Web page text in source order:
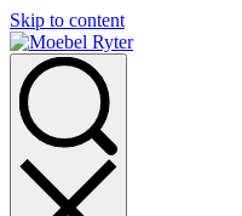
Skip to content